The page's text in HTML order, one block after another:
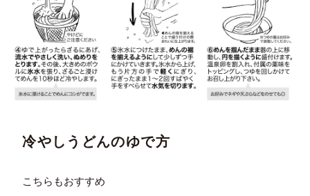
冷やしうどんのゆで方
こちらもおすすめ